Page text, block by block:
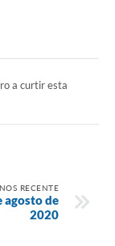
a curtir esta
RECENTE
agosto de
2020